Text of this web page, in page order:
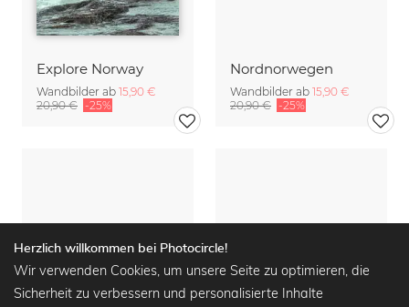
Explore Norway
Wandbilder ab 15,90 €
20,90 € -25%
Nordnorwegen
Wandbilder ab 15,90 €
20,90 € -25%
Herzlich willkommen bei Photocircle!
Wir verwenden Cookies, um unsere Seite zu optimieren, die
Sicherheit zu verbessern und personalisierte Inhalte